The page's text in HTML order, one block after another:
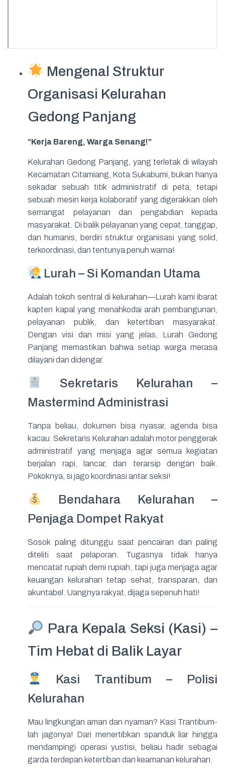
Mengenal Struktur
Organisasi Kelurahan
Gedong Panjang
“Kerja Bareng, Warga Senang!”
Kelurahan Gedong Panjang, yang terletak di wilayah
Kecamatan Citamiang, Kota Sukabumi, bukan hanya
sekadar sebuah titik administratif di peta, tetapi
sebuah mesin kerja kolaboratif yang digerakkan oleh
semangat pelayanan dan pengabdian kepada
masyarakat. Di balik pelayanan yang cepat, tanggap,
dan humanis, berdiri struktur organisasi yang solid,
terkoordinasi, dan tentunya penuh warna!
Lurah – Si Komandan Utama
Adalah tokoh sentral di kelurahan—Lurah kami ibarat
kapten kapal yang menahkodai arah pembangunan,
pelayanan publik, dan ketertiban masyarakat.
Dengan visi dan misi yang jelas, Lurah Gedong
Panjang memastikan bahwa setiap warga merasa
dilayani dan didengar.
Sekretaris Kelurahan –
Mastermind Administrasi
Tanpa beliau, dokumen bisa nyasar, agenda bisa
kacau. Sekretaris Kelurahan adalah motor penggerak
administratif yang menjaga agar semua kegiatan
berjalan rapi, lancar, dan terarsip dengan baik.
Pokoknya, si jago koordinasi antar seksi!
Bendahara Kelurahan –
Penjaga Dompet Rakyat
Sosok paling ditunggu saat pencairan dan paling
diteliti saat pelaporan. Tugasnya tidak hanya
mencatat rupiah demi rupiah, tapi juga menjaga agar
keuangan kelurahan tetap sehat, transparan, dan
akuntabel. Uangnya rakyat, dijaga sepenuh hati!
Para Kepala Seksi (Kasi) –
Tim Hebat di Balik Layar
Kasi Trantibum – Polisi
Kelurahan
Mau lingkungan aman dan nyaman? Kasi Trantibum-
lah jagonya! Dari menertibkan spanduk liar hingga
mendampingi operasi yustisi, beliau hadir sebagai
garda terdepan ketertiban dan keamanan kelurahan.